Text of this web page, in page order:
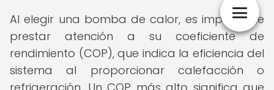
Al elegir una bomba de calor, es importante
prestar atención a su coeficiente de
rendimiento (COP), que indica la eficiencia del
sistema al proporcionar calefacción o